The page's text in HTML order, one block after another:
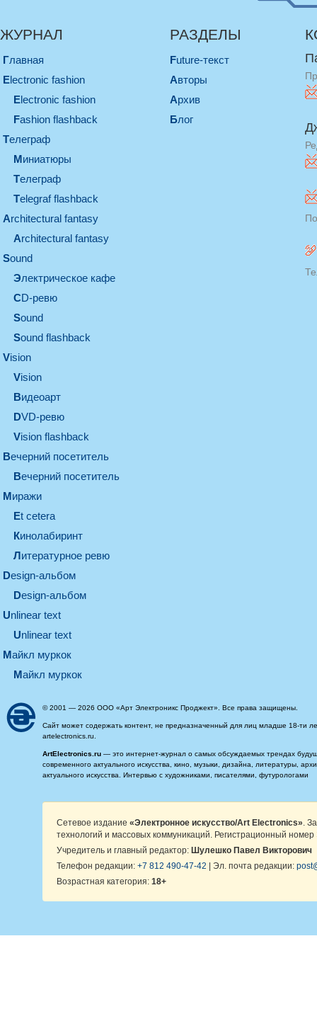
ЖУРНАЛ
Главная
electronic fashion
electronic fashion
Fashion flashback
телеграф
миниатюры
телеграф
Telegraf flashback
architectural fantasy
architectural fantasy
sound
электрическое кафе
CD-ревю
sound
Sound flashback
vision
vision
видеоарт
DVD-ревю
Vision flashback
вечерний посетитель
вечерний посетитель
миражи
et cetera
кинолабиринт
литературное ревю
design-альбом
design-альбом
unlinear text
Unlinear text
майкл муркок
майкл муркок
РАЗДЕЛЫ
Future-текст
Авторы
Архив
Блог
© 2001 — 2026 ООО «Арт Электроникс Проджект». Все права защищены.
Сайт может содержать контент, не предназначенный для лиц младше 18-ти
artelectronics.ru.
ArtElectronics.ru — это интернет-журнал о самых обсуждаемых трендах
современного актуального искусства, кино, музыки, дизайна, литературы,
актуального искусства. Интервью с художниками, писателями, футурологами
Сетевое издание «Электронное искусство/Art Electronics» .
технологий и массовых коммуникаций. Регистрационный
Учредитель и главный редактор: Шулешко Павел Викторович
Телефон редакции: +7 812 490-47-42 | Эл. почта редакции:
Возрастная категория: 18+